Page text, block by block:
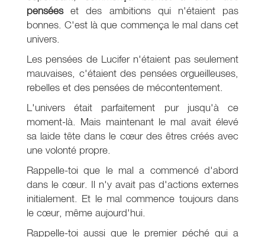
penséeset des ambitions qui n'étaient pas
bonnes. C'est là que commença le mal dans cet
univers.
Les pensées de Lucifer n'étaient pas seulement
mauvaises, c'étaient des pensées orgueilleuses,
rebelles et des pensées de mécontentement.
L'univers était parfaitement pur jusqu'à ce
moment-là. Mais maintenant le mal avait élevé
sa laide tête dans le cœur des êtres créés avec
une volonté propre.
Rappelle-toi que le mal a commencé d'abord
dans le cœur. Il n'y avait pas d'actions externes
initialement. Et le mal commence toujours dans
le cœur, même aujourd'hui.
Rappelle-toi aussi que le premier péché qui a